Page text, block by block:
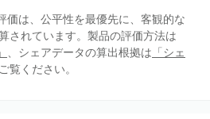
価は、公平性を最優先に、客観的な
されています。製品の評価方法は
、シェアデータの算出根拠は 「シェ
覧ください。